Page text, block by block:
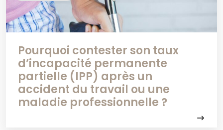
Pourquoi contester son taux
d’incapacité permanente
partielle (IPP) après un
accident du travail ou une
maladie professionnelle ?